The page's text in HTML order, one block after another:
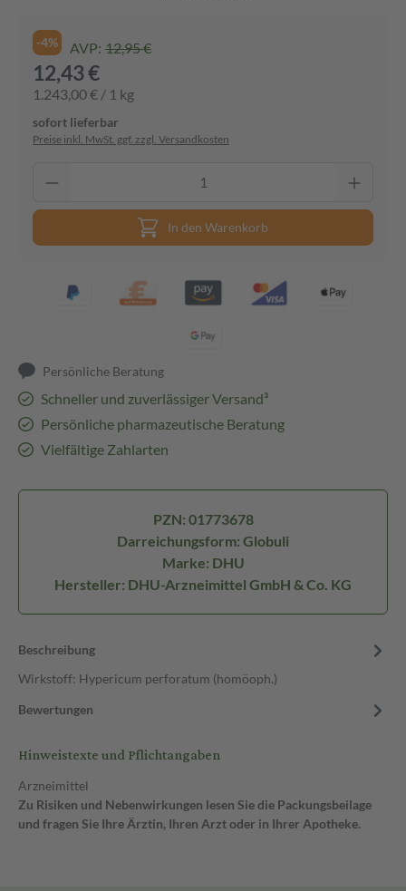
-4% AVP: 12,95 €
12,43 €
1.243,00 € / 1 kg
sofort lieferbar
Preise inkl. MwSt. ggf. zzgl. Versandkosten
In den Warenkorb
Persönliche Beratung
Schneller und zuverlässiger Versand³
Persönliche pharmazeutische Beratung
Vielfältige Zahlarten
PZN: 01773678
Darreichungsform: Globuli
Marke: DHU
Hersteller: DHU-Arzneimittel GmbH & Co. KG
Beschreibung
Wirkstoff: Hypericum perforatum (homöoph.)
Bewertungen
Hinweistexte und Pflichtangaben
Arzneimittel
Zu Risiken und Nebenwirkungen lesen Sie die Packungsbeilage
und fragen Sie Ihre Ärztin, Ihren Arzt oder in Ihrer Apotheke.